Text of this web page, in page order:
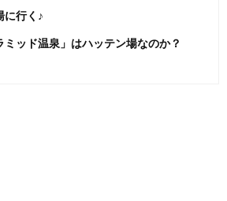
に行く♪
ッド温泉」はハッテン場なのか？